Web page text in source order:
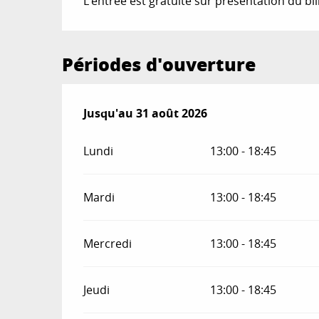
Périodes d'ouverture
Du1 juillet 2026au31 août 2026
Jusqu'au 31 août 2026
Lundi 13:00 - 18:45
Mardi 13:00 - 18:45
Mercredi 13:00 - 18:45
Jeudi 13:00 - 18:45